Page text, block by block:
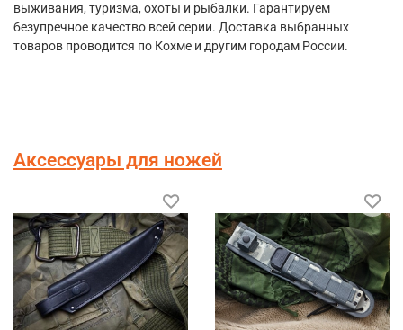
выживания, туризма, охоты и рыбалки. Гарантируем
безупречное качество всей серии. Доставка выбранных
товаров проводится по Кохме и другим городам России.
Аксессуары для ножей